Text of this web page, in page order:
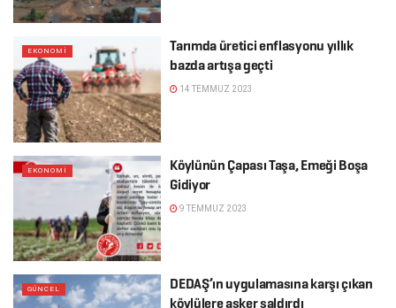
EKONOMI
Tarımda üretici enflasyonu yıllık
bazda artışa geçti
14 TEMMUZ 2023
EKONOMI
Köylünün Çapası Taşa, Emeği Boşa
Gidiyor
9 TEMMUZ 2023
GÜNCEL
DEDAŞ’ın uygulamasına karşı çıkan
köylülere asker saldırdı